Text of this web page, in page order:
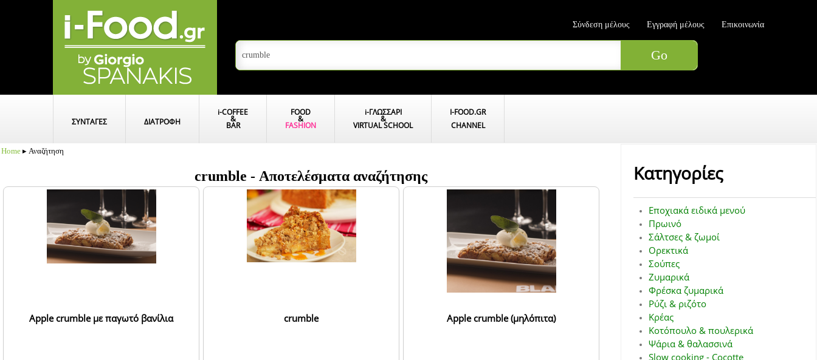
Σύνδεση μέλους Εγγραφή μέλους Επικοινωνία
ΣΥΝΤΑΓΕΣ ΔΙΑΤΡΟΦΗ
i-COFFEE
&
BAR
FOOD
&
FASHION
i-ΓΛΩΣΣΑΡΙ
&
VIRTUAL SCHOOL
I-FOOD.GR
CHANNEL
Home ▸ Αναζήτηση
crumble - Αποτελέσματα αναζήτησης
Apple crumble με παγωτό βανίλια crumble Apple crumble (μηλόπιτα)
Κατηγορίες
Εποχιακά ειδικά μενού
Πρωινό
Σάλτσες & ζωμοί
Ορεκτικά
Σούπες
Ζυμαρικά
Φρέσκα ζυμαρικά
Ρύζι & ριζότο
Κρέας
Κοτόπουλο & πουλερικά
Ψάρια & θαλασσινά
Slow cooking - Cocotte